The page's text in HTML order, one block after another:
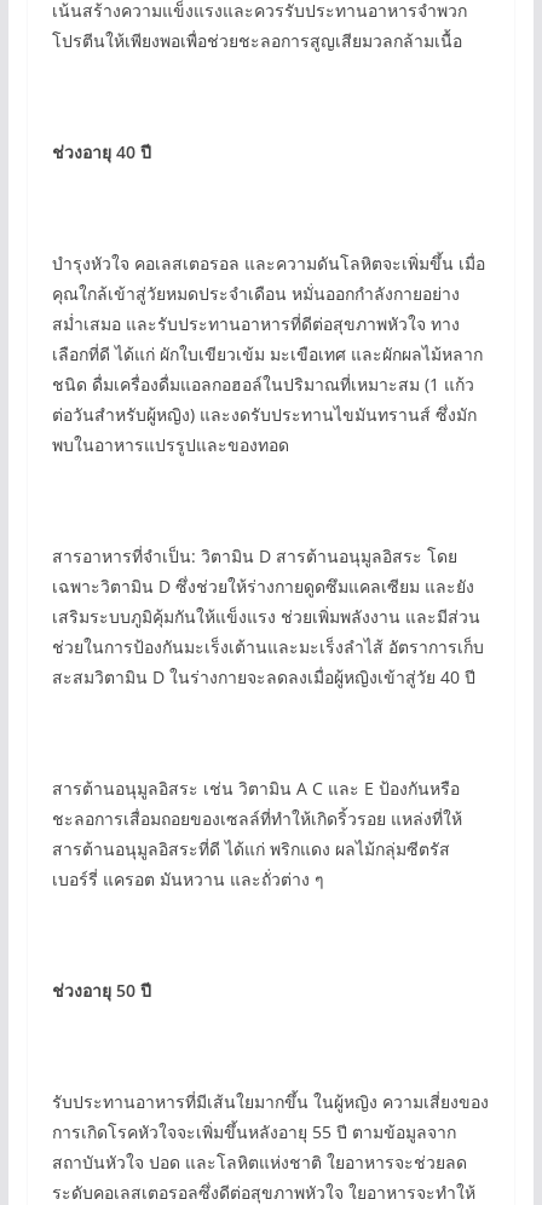
เน้นสร้างความแข็งแรงและควรรับประทานอาหารจำพวก
โปรตีนให้เพียงพอเพื่อช่วยชะลอการสูญเสียมวลกล้ามเนื้อ
ช่วงอายุ 40 ปี
บำรุงหัวใจ คอเลสเตอรอล และความดันโลหิตจะเพิ่มขึ้น เมื่อ
คุณใกล้เข้าสู่วัยหมดประจำเดือน หมั่นออกกำลังกายอย่าง
สม่ำเสมอ และรับประทานอาหารที่ดีต่อสุขภาพหัวใจ ทาง
เลือกที่ดี ได้แก่ ผักใบเขียวเข้ม มะเขือเทศ และผักผลไม้หลาก
ชนิด ดื่มเครื่องดื่มแอลกอฮอล์ในปริมาณที่เหมาะสม (1 แก้ว
ต่อวันสำหรับผู้หญิง) และงดรับประทานไขมันทรานส์ ซึ่งมัก
พบในอาหารแปรรูปและของทอด
สารอาหารที่จำเป็น: วิตามิน D สารต้านอนุมูลอิสระ โดย
เฉพาะวิตามิน D ซึ่งช่วยให้ร่างกายดูดซึมแคลเซียม และยัง
เสริมระบบภูมิคุ้มกันให้แข็งแรง ช่วยเพิ่มพลังงาน และมีส่วน
ช่วยในการป้องกันมะเร็งเต้านและมะเร็งลำไส้ อัตราการเก็บ
สะสมวิตามิน D ในร่างกายจะลดลงเมื่อผู้หญิงเข้าสู่วัย 40 ปี
สารต้านอนุมูลอิสระ เช่น วิตามิน A C และ E ป้องกันหรือ
ชะลอการเสื่อมถอยของเซลล์ที่ทำให้เกิดริ้วรอย แหล่งที่ให้
สารต้านอนุมูลอิสระที่ดี ได้แก่ พริกแดง ผลไม้กลุ่มซีตรัส
เบอร์รี่ แครอต มันหวาน และถั่วต่าง ๆ
ช่วงอายุ 50 ปี
รับประทานอาหารที่มีเส้นใยมากขึ้น ในผู้หญิง ความเสี่ยงของ
การเกิดโรคหัวใจจะเพิ่มขึ้นหลังอายุ 55 ปี ตามข้อมูลจาก
สถาบันหัวใจ ปอด และโลหิตแห่งชาติ ใยอาหารจะช่วยลด
ระดับคอเลสเตอรอลซึ่งดีต่อสุขภาพหัวใจ ใยอาหารจะทำให้